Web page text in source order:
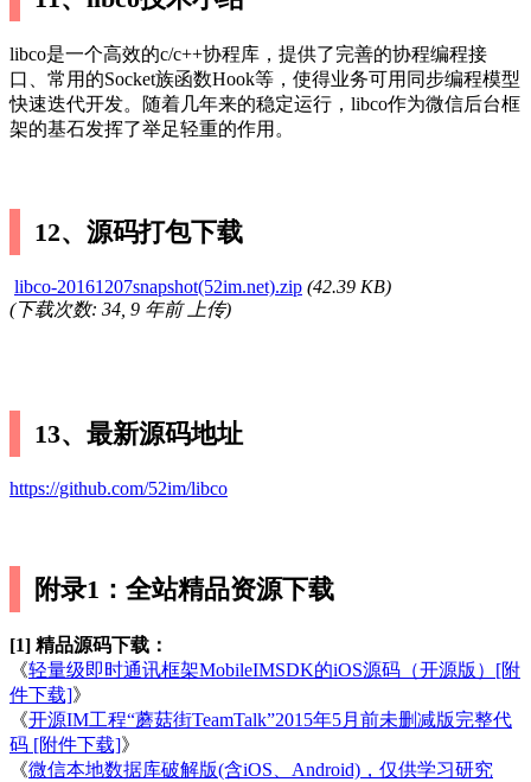
libco是一个高效的c/c++协程库，提供了完善的协程编程接
口、常用的Socket族函数Hook等，使得业务可用同步编程模型
快速迭代开发。随着几年来的稳定运行，libco作为微信后台框
架的基石发挥了举足轻重的作用。
12、源码打包下载
libco-20161207snapshot(52im.net).zip (42.39 KB)
(下载次数: 34, 9 年前 上传)
13、最新源码地址
https://github.com/52im/libco
附录1：全站精品资源下载
[1] 精品源码下载：
《轻量级即时通讯框架MobileIMSDK的iOS源码（开源版）[附
件下载]》
《开源IM工程“蘑菇街TeamTalk”2015年5月前未删减版完整代
码 [附件下载]》
《微信本地数据库破解版(含iOS、Android)，仅供学习研究